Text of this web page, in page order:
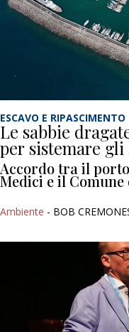
ESCAVO E RIPASCIMENTO
Le sabbie
per sistemare
Accordo tra il
Medici e il
Ambiente - BOB